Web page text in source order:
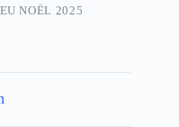
NOËL 2025